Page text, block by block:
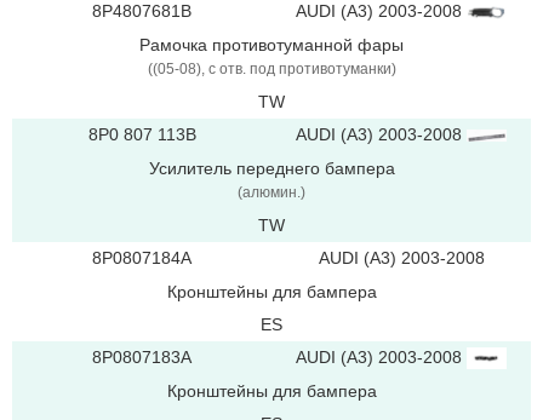
8P4807681B
AUDI (A3) 2003-2008
Рамочка противотуманной фары
((05-08), с отв. под противотуманки)
TW
8P0 807 113B
AUDI (A3) 2003-2008
Усилитель переднего бампера
(aлюмин.)
TW
8P0807184A
AUDI (A3) 2003-2008
Кронштейны для бампера
ES
8P0807183A
AUDI (A3) 2003-2008
Кронштейны для бампера